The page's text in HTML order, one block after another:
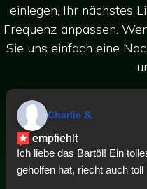
einlegen, Ihr nächstes
Frequenz anpassen.
Sie uns einfach eine
Charlie S.
empfiehlt
Ich liebe das Bartöl! Ein
geholfen hat, riecht auch toll